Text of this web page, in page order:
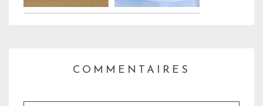
COMMENTAIRES